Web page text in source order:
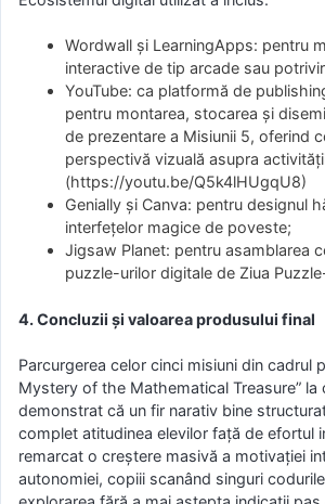
Wordwall și LearningApps: pentru
interactive de tip arcade sau
YouTube: ca platformă de
pentru montarea, stocarea și
de prezentare a Misiunii 5, oferind
perspectivă vizuală asupra
(https://youtu.be/Q5k4lHUgqU8)
Genially și Canva: pentru designul
interfețelor magice de poveste;
Jigsaw Planet: pentru asamblarea
puzzle-urilor digitale de Ziua
4. Concluzii și valoarea produsului final
Parcurgerea celor cinci misiuni din cadrul
Mystery of the Mathematical Treasure” la
demonstrat că un fir narativ bine
complet atitudinea elevilor față de efortul
remarcat o creștere masivă a motivației
autonomiei, copiii scanând singuri